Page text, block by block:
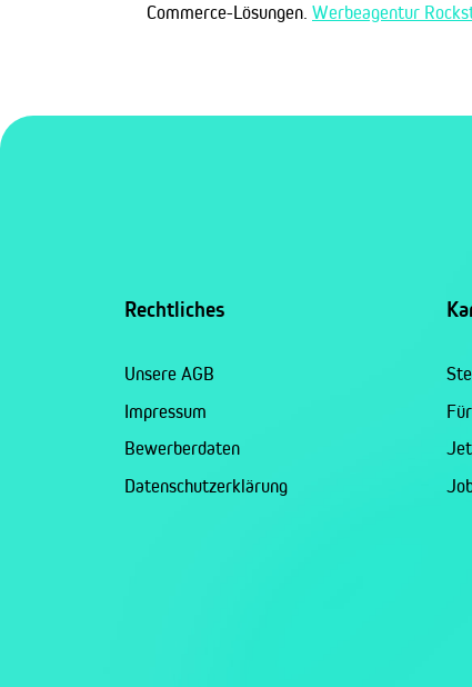
Commerce-Lösungen. Werbeagentur
Rechtliches
Unsere AGB
Impressum
Bewerberdaten
Datenschutzerklärung